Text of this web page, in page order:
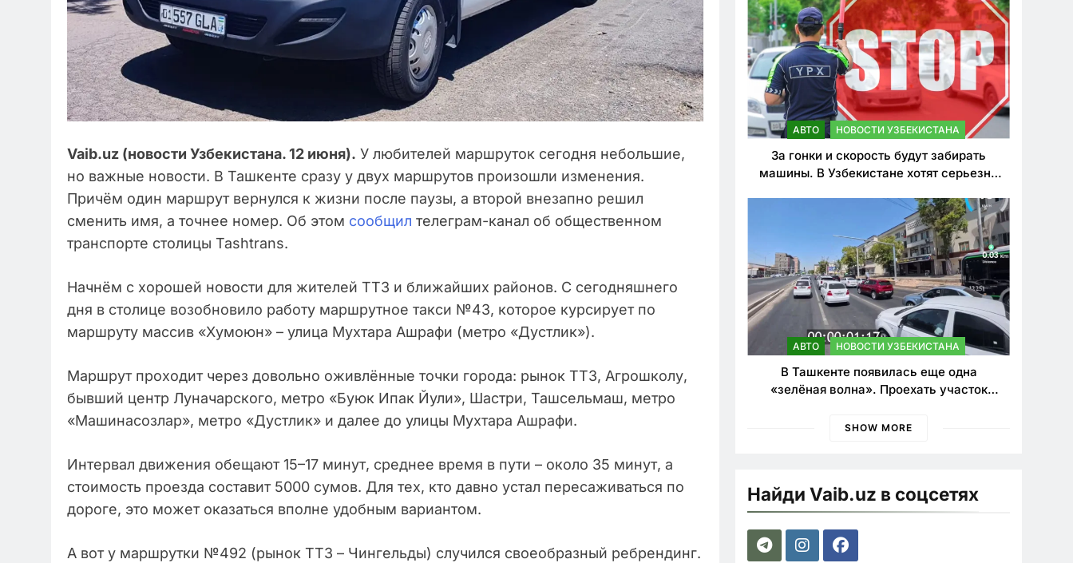
Vaib.uz (новости Узбекистана. 12 июня). У любителей маршруток сегодня небольшие,
но важные новости. В Ташкенте сразу у двух маршрутов произошли изменения.
Причём один маршрут вернулся к жизни после паузы, а второй внезапно решил
сменить имя, а точнее номер. Об этом сообщил телеграм-канал об общественном
транспорте столицы Tashtrans.
Начнём с хорошей новости для жителей ТТЗ и ближайших районов. С сегодняшнего
дня в столице возобновило работу маршрутное такси №43, которое курсирует по
маршруту массив «Хумоюн» – улица Мухтара Ашрафи (метро «Дустлик»).
Маршрут проходит через довольно оживлённые точки города: рынок ТТЗ, Агрошколу,
бывший центр Луначарского, метро «Буюк Ипак Йули», Шастри, Ташсельмаш, метро
«Машинасозлар», метро «Дустлик» и далее до улицы Мухтара Ашрафи.
Интервал движения обещают 15–17 минут, среднее время в пути – около 35 минут, а
стоимость проезда составит 5000 сумов. Для тех, кто давно устал пересаживаться по
дороге, это может оказаться вполне удобным вариантом.
А вот у маршрутки №492 (рынок ТТЗ – Чингельды) случился своеобразный ребрендинг.
АВТО НОВОСТИ УЗБЕКИСТАНА
За гонки и скорость будут забирать
машины. В Узбекистане хотят серьезно
АВТО НОВОСТИ УЗБЕКИСТАНА
В Ташкенте появилась еще одна
«зелёная волна». Проехать участок
SHOW MORE
Найди Vaib.uz в соцсетях